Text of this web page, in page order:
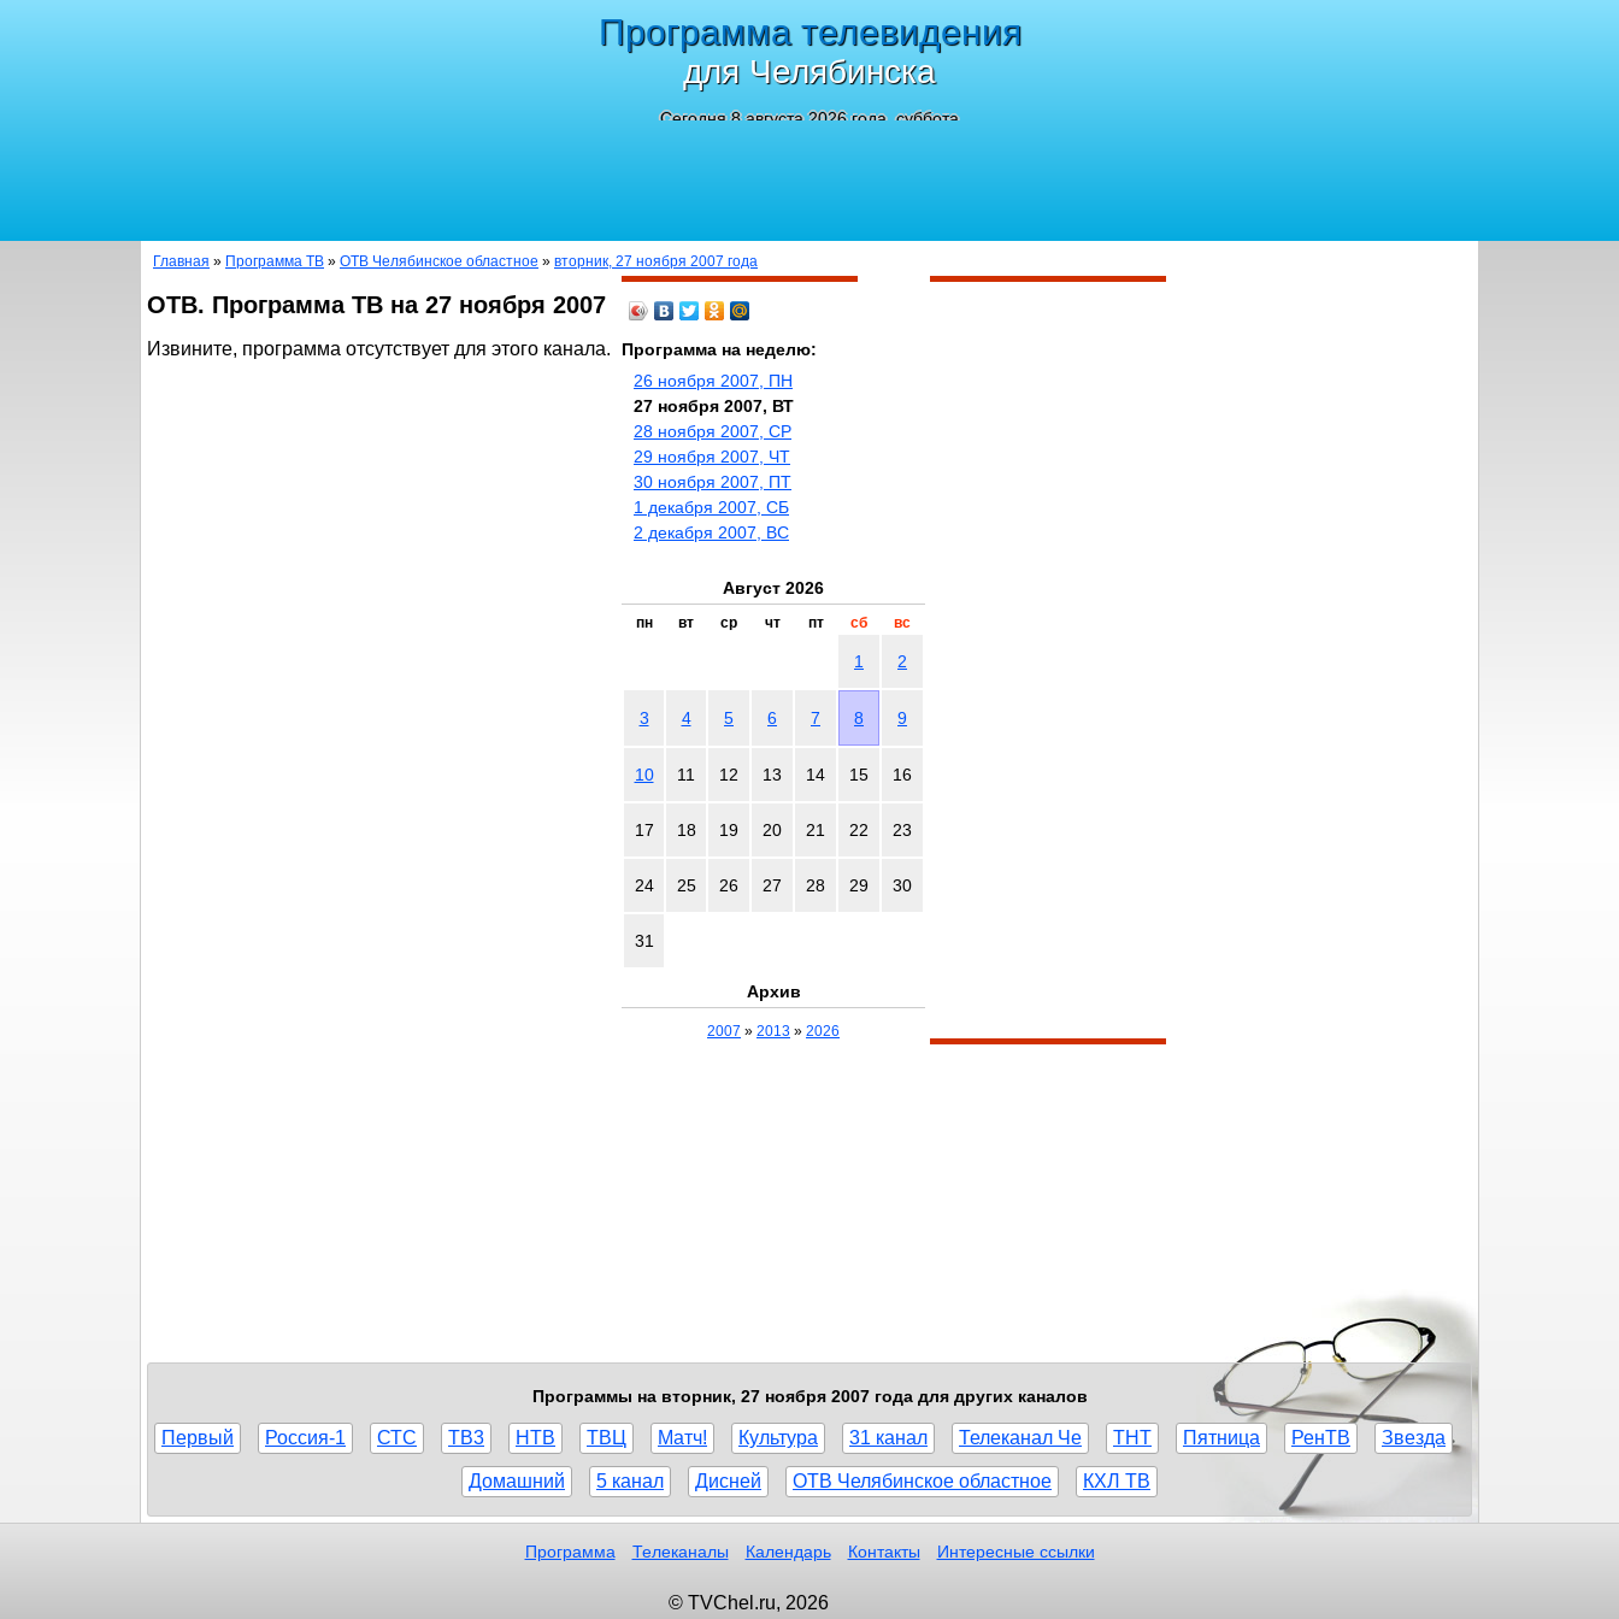
Программа телевидения
для Челябинска
Сегодня 8 августа 2026 года, суббота
Главная » Программа ТВ » ОТВ Челябинское областное » вторник, 27 ноября 2007 года
ОТВ. Программа ТВ на 27 ноября 2007
Извините, программа отсутствует для этого канала.
Программа на неделю:
26 ноября 2007, ПН
27 ноября 2007, ВТ
28 ноября 2007, СР
29 ноября 2007, ЧТ
30 ноября 2007, ПТ
1 декабря 2007, СБ
2 декабря 2007, ВС
Август 2026
пн вт ср чт пт сб вс
1 2
3 4 5 6 7 8 9
10 11 12 13 14 15 16
17 18 19 20 21 22 23
24 25 26 27 28 29 30
31
Архив
2007 » 2013 » 2026
Программы на вторник, 27 ноября 2007 года для других каналов
Первый Россия-1 СТС ТВ3 НТВ ТВЦ Матч! Культура 31 канал Телеканал Че ТНТ Пятница РенТВ Звезда
Домашний 5 канал Дисней ОТВ Челябинское областное КХЛ ТВ
Программа Телеканалы Календарь Контакты Интересные ссылки
© TVChel.ru, 2026